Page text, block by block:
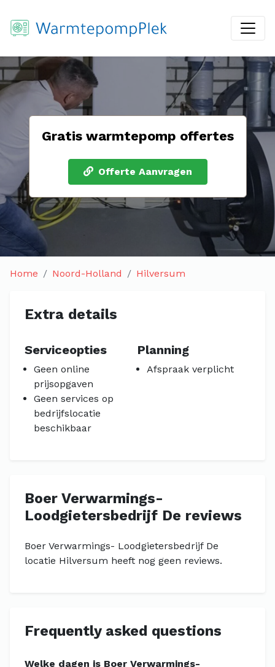
Gratis warmtepomp offertes
Offerte Aanvragen
Home Noord-Holland Hilversum
Extra details
Serviceopties
Geen online
prijsopgaven
Geen services op
bedrijfslocatie
beschikbaar
Planning
Afspraak verplicht
Boer Verwarmings-
Loodgietersbedrijf De reviews
Boer Verwarmings- Loodgietersbedrijf De
locatie Hilversum heeft nog geen reviews.
Frequently asked questions
Welke dagen is Boer Verwarmings-